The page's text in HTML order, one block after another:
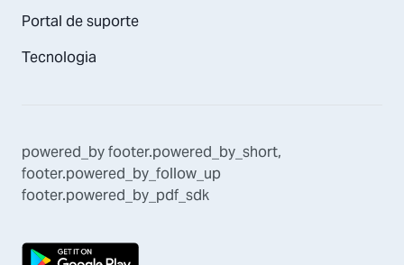
Portal de suporte
Tecnologia
powered_byfooter.powered_by_short,
footer.powered_by_follow_up
footer.powered_by_pdf_sdk